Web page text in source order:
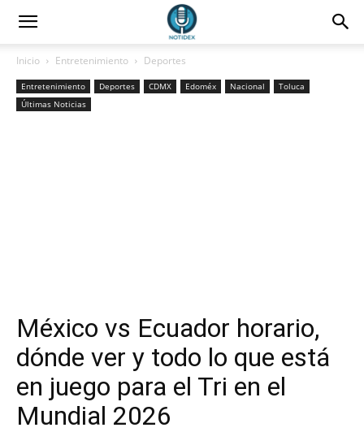
Inicio Entretenimiento Deportes
Entretenimiento Deportes CDMX Edoméx Nacional
Toluca
Últimas Noticias
México vs Ecuador horario,
dónde ver y todo lo que está
en juego para el Tri en el
Mundial 2026